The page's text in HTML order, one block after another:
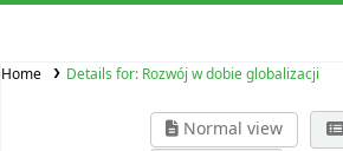
Home Details for: Rozwój w dobie globalizacji
Normal view